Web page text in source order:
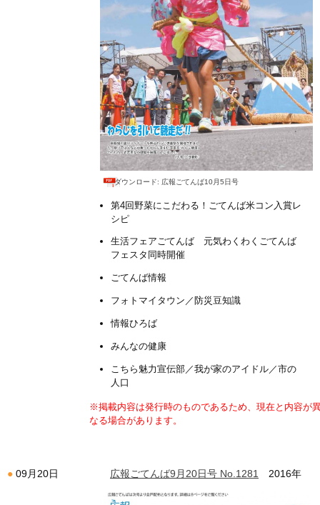
ダウンロード: 広報ごてんば10月5日号
第4回野菜にこだわる！ごてんば米コン入賞レ
シピ
生活フェアごてんば 元気わくわくごてんば
フェスタ同時開催
ごてんば情報
フォトマイタウン／防災豆知識
情報ひろば
みんなの健康
こちら魅力宣伝部／我が家のアイドル／市の
人口
※掲載内容は発行時のものであるため、現在と内容が
なる場合があります。
09月20日 広報ごてんば9月20日号 No.1281 2016年